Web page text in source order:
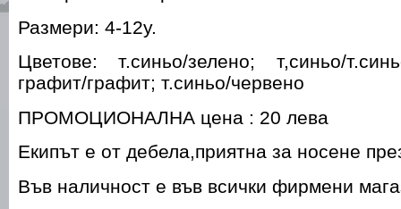
Размери: 4-12у.
Цветове: т.синьо/зелено; т,синьо/
графит/графит; т.синьо/червено
ПРОМОЦИОНАЛНА цена : 20 лева
Екипът е от дебела,приятна за носене
Във наличност е във всички фирмени